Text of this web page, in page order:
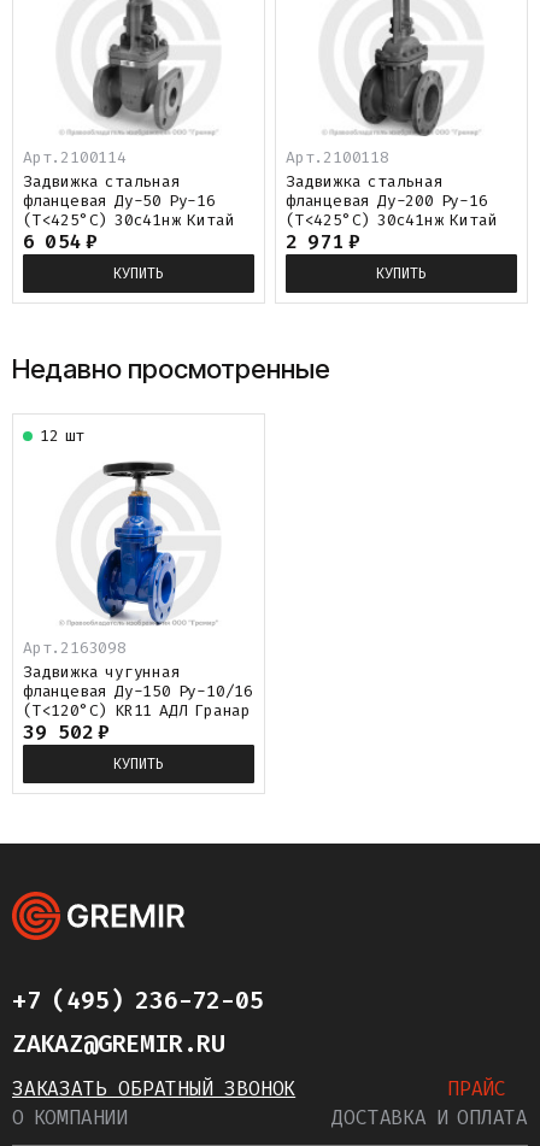
Арт.2100114
Задвижка стальная
фланцевая Ду-50 Ру-16
(Т<425°С) 30с41нж Китай
6 054₽
КУПИТЬ
Арт.2100118
Задвижка стальная
фланцевая Ду-200 Ру-16
(Т<425°С) 30с41нж Китай
2 971 ₽
КУПИТЬ
Недавно просмотренные
Арт. 2163098
12 шт
Задвижка чугунная
фланцевая Ду-150 Ру-10/16
(Т<120°С) KR11 АДЛ Гранар
39 502 ₽
КУПИТЬ
+7 (495) 236-72-05
ZAKAZ@GREMIR.RU
ЗАКАЗАТЬ ОБРАТНЫЙ ЗВОНОК
ПРАЙС
О КОМПАНИИ
ДОСТАВКА И ОПЛАТА